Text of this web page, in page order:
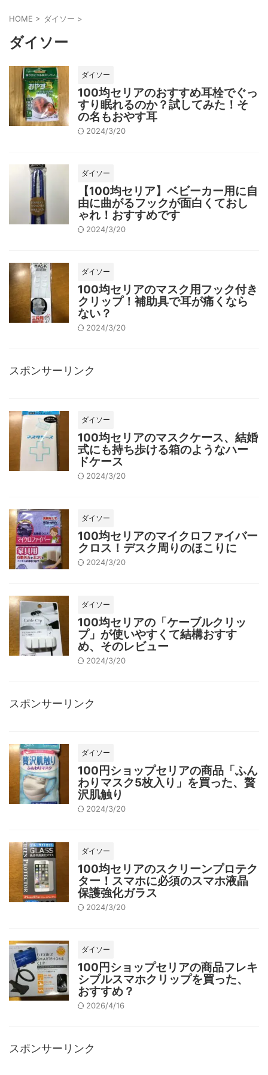
HOME > ダイソー >
ダイソー
ダイソー
100均セリアのおすすめ耳栓でぐっ
すり眠れるのか？試してみた！そ
の名もおやす耳
2024/3/20
ダイソー
【100均セリア】ベビーカー用に自
由に曲がるフックが面白くておし
ゃれ！おすすめです
2024/3/20
ダイソー
100均セリアのマスク用フック付き
クリップ！補助具で耳が痛くなら
ない？
2024/3/20
スポンサーリンク
ダイソー
100均セリアのマスクケース、結婚
式にも持ち歩ける箱のようなハー
ドケース
2024/3/20
ダイソー
100均セリアのマイクロファイバー
クロス！デスク周りのほこりに
2024/3/20
ダイソー
100均セリアの「ケーブルクリッ
プ」が使いやすくて結構おすす
め、そのレビュー
2024/3/20
スポンサーリンク
ダイソー
100円ショップセリアの商品「ふん
わりマスク5枚入り」を買った、贅
沢肌触り
2024/3/20
ダイソー
100均セリアのスクリーンプロテク
ター！スマホに必須のスマホ液晶
保護強化ガラス
2024/3/20
ダイソー
100円ショップセリアの商品フレキ
シブルスマホクリップを買った、
おすすめ？
2026/4/16
スポンサーリンク